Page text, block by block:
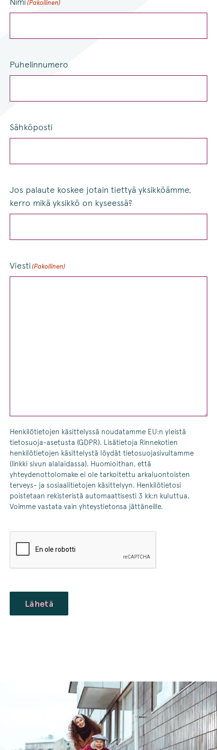
(Pakollinen)
Puhelinnumero
Sähköposti
Jos palaute koskee jotain tiettyä yksikköämme,
kerro mikä yksikkö on kyseessä?
Viesti (Pakollinen)
Henkilötietojen käsittelyssä noudatamme EU:n yleistä
tietosuoja-asetusta (GDPR). Lisätietoja Rinnekotien
henkilötietojen käsittelystä löydät tietosuojasivultamme
(linkki sivun alalaidassa). Huomioithan, että
yhteydenottolomake ei ole tarkoitettu arkaluontoisten
terveys- ja sosiaalitietojen käsittelyyn. Henkilötietosi
poistetaan rekisteristä automaattisesti 3 kk:n kuluttua.
Voimme vastata vain yhteystietonsa jättäneille.
Lähetä